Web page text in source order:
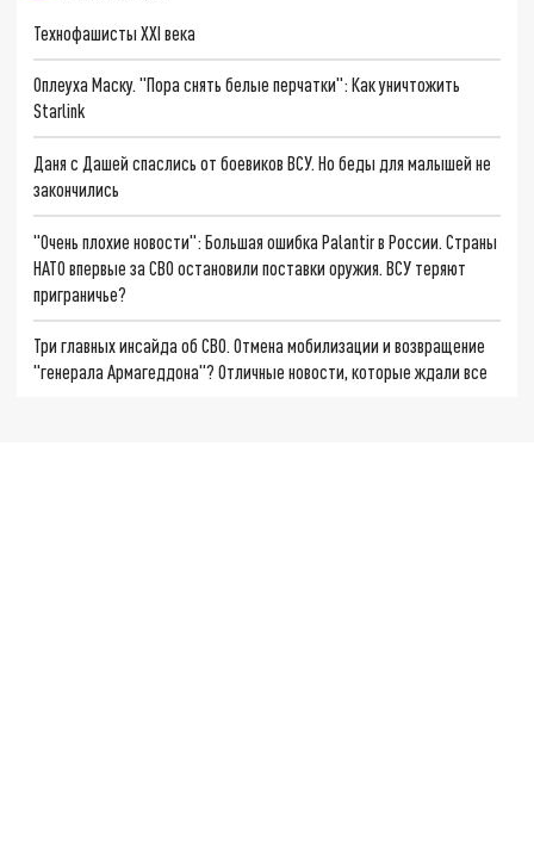
Технофашисты XXI века
Оплеуха Маску. "Пора снять белые перчатки": Как уничтожить
Starlink
Даня с Дашей спаслись от боевиков ВСУ. Но беды для малышей не
закончились
"Очень плохие новости": Большая ошибка Palantir в России. Страны
НАТО впервые за СВО остановили поставки оружия. ВСУ теряют
приграничье?
Три главных инсайда об СВО. Отмена мобилизации и возвращение
"генерала Армагеддона"? Отличные новости, которые ждали все